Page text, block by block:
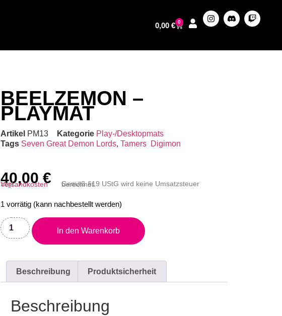
0,00 € 0
BEELZEMON –
PLAYMAT
Artikel PM13 Kategorie Play-/Desktopmats
Tags Seven Great Demon Lords, Tamers Digimon
40,00 €
zzgl.
Versandkosten Gemäß §19 UStG wird keine Umsatzsteuer berechnet.
1 vorrätig (kann nachbestellt werden)
In den Warenkorb
Beschreibung Produktsicherheit
Beschreibung